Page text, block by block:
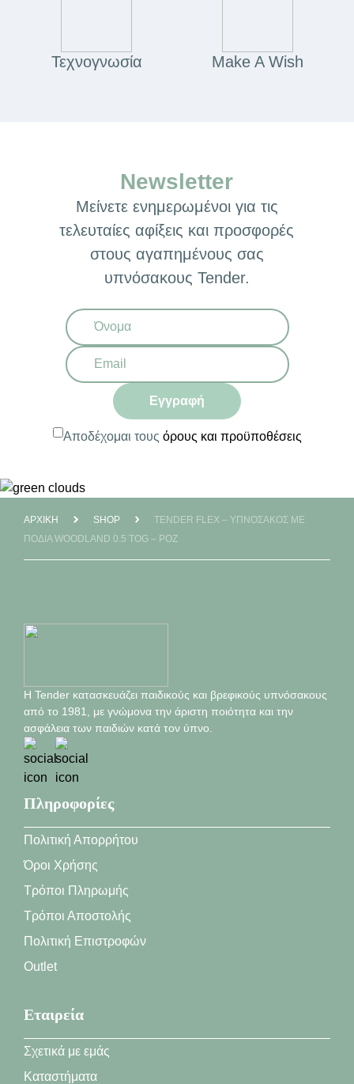
Τεχνογνωσία Make A Wish
Newsletter
Μείνετε ενημερωμένοι για τις
τελευταίες αφίξεις και προσφορές
στους αγαπημένους σας
υπνόσακους Tender.
Εγγραφή
Αποδέχομαι τους όρους και προϋποθέσεις
ΑΡΧΙΚΉ SHOP
TENDER FLEX – ΥΠΝΌΣΑΚΟΣ ΜΕ
ΠΌΔΙΑ WOODLAND 0.5 TOG – ΡΟΖ
Η Tender κατασκευάζει παιδικούς και βρεφικούς υπνόσακους
από το 1981, με γνώμονα την άριστη ποιότητα και την
ασφάλεια των παιδιών κατά τον ύπνο.
Πληροφορίες
Πολιτική Απορρήτου
Όροι Χρήσης
Τρόποι Πληρωμής
Τρόποι Αποστολής
Πολιτική Επιστροφών
Outlet
Εταιρεία
Σχετικά με εμάς
Καταστήματα